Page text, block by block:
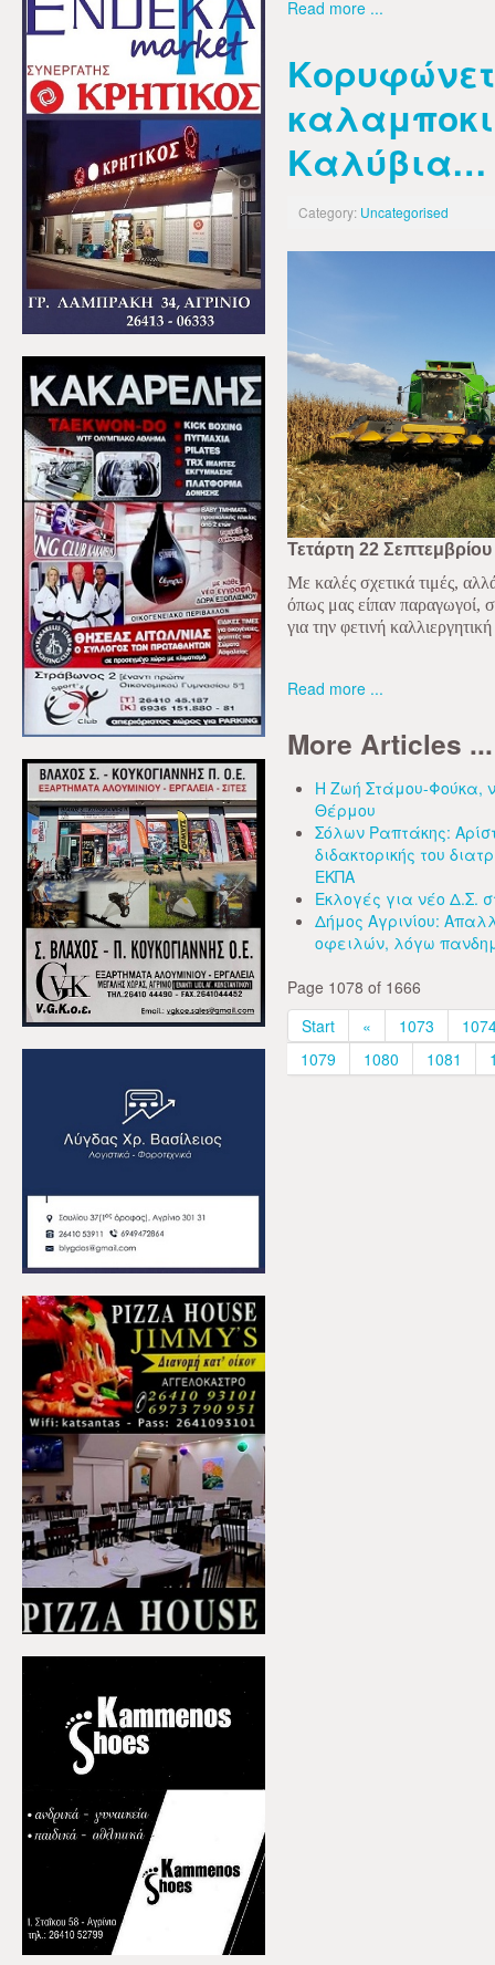
Read more ...
Καλύβια…
Category: Uncategorised
Τετάρτη 22
Με καλές σχετικά τιμές,
όπως μας είπαν παραγωγοί,
για την φετινή
Read more ...
More Articles ...
Η Ζωή Στάμου-Φούκα,
Θέρμου
Σόλων Ραπτάκης:
διδακτορικής του
ΕΚΠΑ
Εκλογές για νέο Δ.Σ.
Δήμος Αγρινίου:
οφειλών, λόγω
Page 1078 of 1666
Start
« 1073
1079
1080 1081